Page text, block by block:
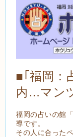
■｢福岡：
内…マン
福岡の占いの館
導です。
その人に合った